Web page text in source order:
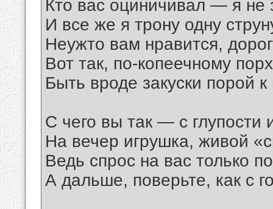
Кто вас оциничивал — я не
И все же я трону одну
Неужто вам нравится,
Вот так, по-копеечному
Быть вроде закуски порой к
С чего вы так — с глупости
На вечер игрушка, живой
Ведь спрос на вас только
А дальше, поверьте, как с